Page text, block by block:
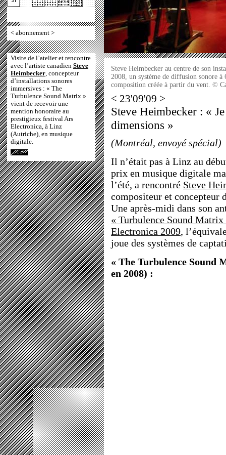
< abonnement >
Visite de l’atelier et rencontre
avec l’artiste canadien Steve
Heimbecker, concepteur
d’installations sonores
immersives : « The
Turbulence Sound Matrix »
vient de recevoir une
mention honoraire au
prestigieux festival Ars
Electronica, à Linz
(Autriche), en musique
digitale.
Steve Heimbecker au centre de son
2008, un système de diffusion sonore
composition créée à partir du vent. ©
< 23'09'09 >
Steve Heimbecker : «
dimensions »
(Montréal, envoyé spécial)
Il n’était pas à Linz au
prix en musique digitale
l’été, a rencontré Steve
compositeur et concepteur
Une après-midi dans son
« Turbulence Sound Matrix
Electronica 2009,
joue des systèmes de
« The Turbulence Sound
en 2008) :